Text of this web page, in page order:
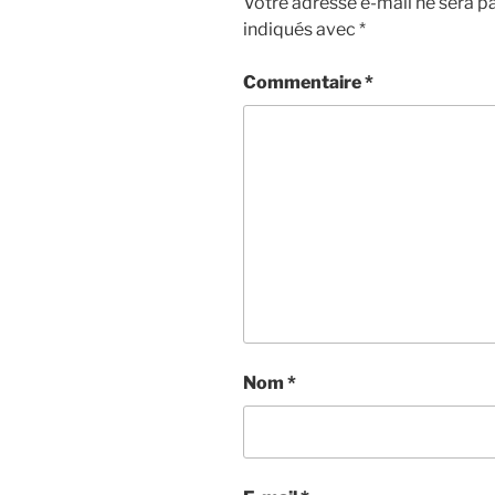
indiqués avec *
Commentaire*
Nom *